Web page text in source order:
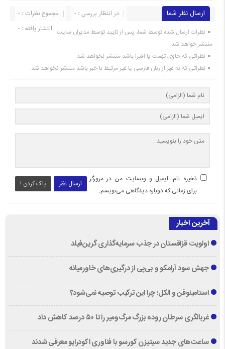
ارسال نظر شما مجموع نظرات : 0
در انتظار بررسی : 0
انتشار یافته : 0 نظرات ارسال شده توسط شما، پس از تایید توسط مدیران سایت
منتشر خواهد شد.
نظراتی که حاوی تهمت یا افترا باشد منتشر نخواهد شد.
نظراتی که به غیر از زبان فارسی یا غیر مرتبط با خبر باشد منتشر نخواهد شد.
ارسال نظر پاک کردن !
ذخیره نام، ایمیل و وبسایت من در مرورگر
برای زمانی که دوباره دیدگاهی می‌نویسم.
آخرین اخبار
اولویت قزاقستان در جذب سرمایه‌گذاری گرین‌فیلد
جهش سود آرامکو و بی‌پی از درگیری‌های خاورمیانه
استامینوفن و الکل؛ چرا این ترکیب توصیه نمی‌شود؟
غربالگری سرطان روده بزرگ مرگ‌ومیر را تا ۵۰ درصد کاهش داد
ساعت‌های جدید سیتیزن کورسو با فناوری اکودرایو معرفی شدند